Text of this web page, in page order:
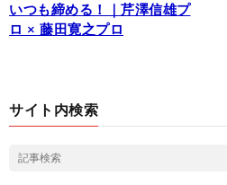
いつも締める！｜芹澤信雄プ
ロ × 藤田寛之プロ
サイト内検索